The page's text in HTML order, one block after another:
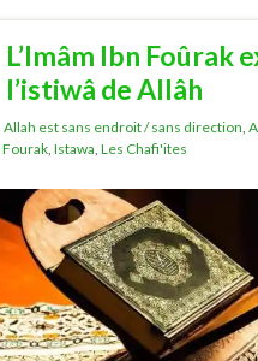
L’Imâm Ibn Foûrak
l’istiwâ de Allâh
Allah est sans endroit / sans direction
Fourak Istawa Les Chafi'ites